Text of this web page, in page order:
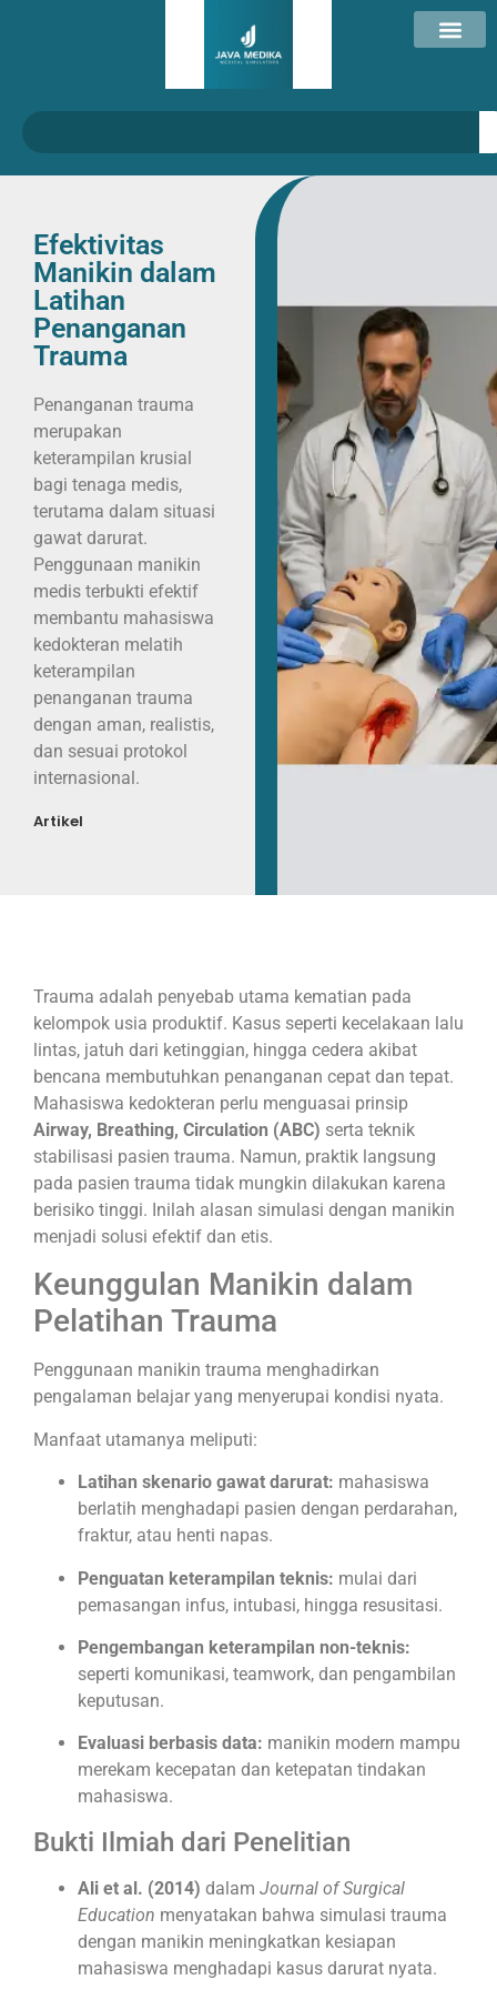
Efektivitas
Manikin dalam
Latihan
Penanganan
Trauma
Penanganan trauma
merupakan
keterampilan krusial
bagi tenaga medis,
terutama dalam situasi
gawat darurat.
Penggunaan manikin
medis terbukti efektif
membantu mahasiswa
kedokteran melatih
keterampilan
penanganan trauma
dengan aman, realistis,
dan sesuai protokol
internasional.
Artikel
Trauma adalah penyebab utama kematian pada
kelompok usia produktif. Kasus seperti kecelakaan lalu
lintas, jatuh dari ketinggian, hingga cedera akibat
bencana membutuhkan penanganan cepat dan tepat.
Mahasiswa kedokteran perlu menguasai prinsip
Airway, Breathing, Circulation (ABC) serta teknik
stabilisasi pasien trauma. Namun, praktik langsung
pada pasien trauma tidak mungkin dilakukan karena
berisiko tinggi. Inilah alasan simulasi dengan manikin
menjadi solusi efektif dan etis.
Keunggulan Manikin dalam
Pelatihan Trauma
Penggunaan manikin trauma menghadirkan
pengalaman belajar yang menyerupai kondisi nyata.
Manfaat utamanya meliputi:
Latihan skenario gawat darurat: mahasiswa
berlatih menghadapi pasien dengan perdarahan,
fraktur, atau henti napas.
Penguatan keterampilan teknis: mulai dari
pemasangan infus, intubasi, hingga resusitasi.
Pengembangan keterampilan non-teknis:
seperti komunikasi, teamwork, dan pengambilan
keputusan.
Evaluasi berbasis data: manikin modern mampu
merekam kecepatan dan ketepatan tindakan
mahasiswa.
Bukti Ilmiah dari Penelitian
Ali et al. (2014) dalam Journal of Surgical
Education menyatakan bahwa simulasi trauma
dengan manikin meningkatkan kesiapan
mahasiswa menghadapi kasus darurat nyata.